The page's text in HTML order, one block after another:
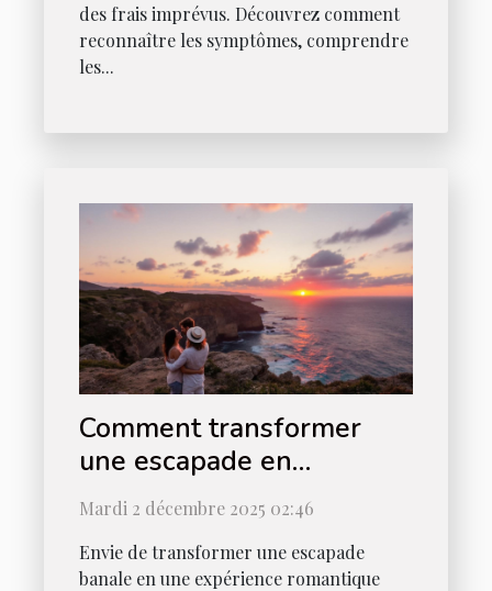
des frais imprévus. Découvrez comment
reconnaître les symptômes, comprendre
les...
Comment transformer
une escapade en
expérience romantique
ultime ?
Mardi 2 décembre 2025 02:46
Envie de transformer une escapade
banale en une expérience romantique